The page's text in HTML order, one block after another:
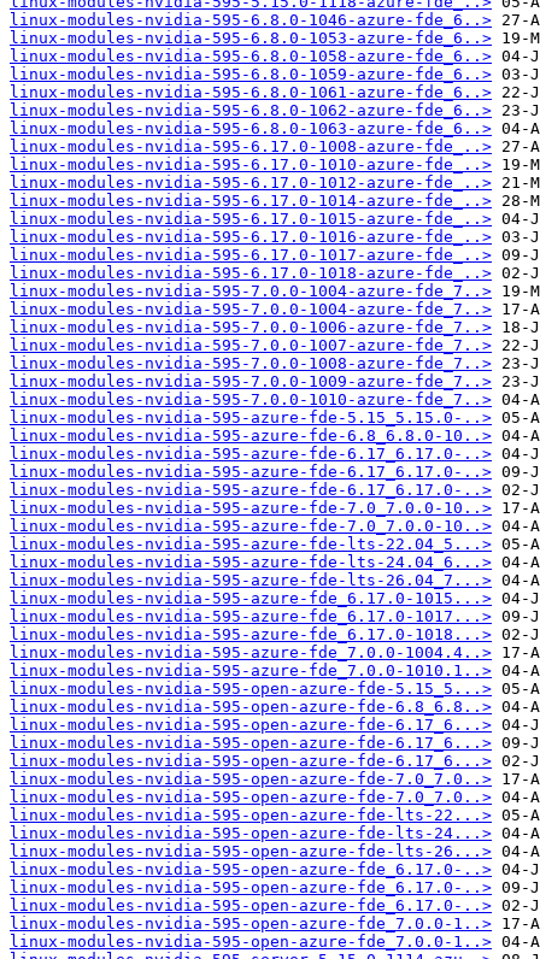
linux-modules-nvidia-595-6.8.0-1046-azure-fde_6..>
linux-modules-nvidia-595-6.8.0-1053-azure-fde_6..>
linux-modules-nvidia-595-6.8.0-1058-azure-fde_6..>
linux-modules-nvidia-595-6.8.0-1059-azure-fde_6..>
linux-modules-nvidia-595-6.8.0-1061-azure-fde_6..>
linux-modules-nvidia-595-6.8.0-1062-azure-fde_6..>
linux-modules-nvidia-595-6.8.0-1063-azure-fde_6..>
linux-modules-nvidia-595-6.17.0-1008-azure-fde_..>
linux-modules-nvidia-595-6.17.0-1010-azure-fde_..>
linux-modules-nvidia-595-6.17.0-1012-azure-fde_..>
linux-modules-nvidia-595-6.17.0-1014-azure-fde_..>
linux-modules-nvidia-595-6.17.0-1015-azure-fde_..>
linux-modules-nvidia-595-6.17.0-1016-azure-fde_..>
linux-modules-nvidia-595-6.17.0-1017-azure-fde_..>
linux-modules-nvidia-595-6.17.0-1018-azure-fde_..>
linux-modules-nvidia-595-7.0.0-1004-azure-fde_7..>
linux-modules-nvidia-595-7.0.0-1004-azure-fde_7..>
linux-modules-nvidia-595-7.0.0-1006-azure-fde_7..>
linux-modules-nvidia-595-7.0.0-1007-azure-fde_7..>
linux-modules-nvidia-595-7.0.0-1008-azure-fde_7..>
linux-modules-nvidia-595-7.0.0-1009-azure-fde_7..>
linux-modules-nvidia-595-7.0.0-1010-azure-fde_7..>
linux-modules-nvidia-595-azure-fde-5.15_5.15.0-..>
linux-modules-nvidia-595-azure-fde-6.8_6.8.0-10..>
linux-modules-nvidia-595-azure-fde-6.17_6.17.0-..>
linux-modules-nvidia-595-azure-fde-6.17_6.17.0-..>
linux-modules-nvidia-595-azure-fde-6.17_6.17.0-..>
linux-modules-nvidia-595-azure-fde-7.0_7.0.0-10..>
linux-modules-nvidia-595-azure-fde-7.0_7.0.0-10..>
linux-modules-nvidia-595-azure-fde-lts-22.04_5...>
linux-modules-nvidia-595-azure-fde-lts-24.04_6...>
linux-modules-nvidia-595-azure-fde-lts-26.04_7...>
linux-modules-nvidia-595-azure-fde_6.17.0-1015...>
linux-modules-nvidia-595-azure-fde_6.17.0-1017...>
linux-modules-nvidia-595-azure-fde_6.17.0-1018...>
linux-modules-nvidia-595-azure-fde_7.0.0-1004.4..>
linux-modules-nvidia-595-azure-fde_7.0.0-1010.1..>
linux-modules-nvidia-595-open-azure-fde-5.15_5...>
linux-modules-nvidia-595-open-azure-fde-6.8_6.8..>
linux-modules-nvidia-595-open-azure-fde-6.17_6...>
linux-modules-nvidia-595-open-azure-fde-6.17_6...>
linux-modules-nvidia-595-open-azure-fde-6.17_6...>
linux-modules-nvidia-595-open-azure-fde-7.0_7.0..>
linux-modules-nvidia-595-open-azure-fde-7.0_7.0..>
linux-modules-nvidia-595-open-azure-fde-lts-22...>
linux-modules-nvidia-595-open-azure-fde-lts-24...>
linux-modules-nvidia-595-open-azure-fde-lts-26...>
linux-modules-nvidia-595-open-azure-fde_6.17.0-..>
linux-modules-nvidia-595-open-azure-fde_6.17.0-..>
linux-modules-nvidia-595-open-azure-fde_6.17.0-..>
linux-modules-nvidia-595-open-azure-fde_7.0.0-1..>
linux-modules-nvidia-595-open-azure-fde_7.0.0-1..>